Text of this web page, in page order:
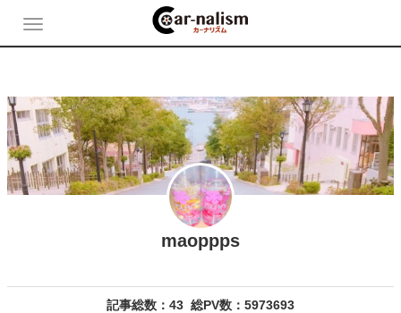
maoppps
記事総数：43 総PV数：5973693